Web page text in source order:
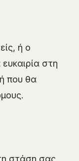
ή ο
στη
που θα